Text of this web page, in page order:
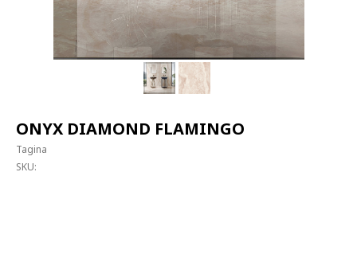
ONYX DIAMOND FLAMINGO
Tagina
SKU: